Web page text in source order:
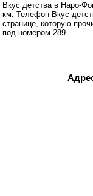
Вкус детства в Наро-
км. Телефон Вкус
странице, которую
под номером 289